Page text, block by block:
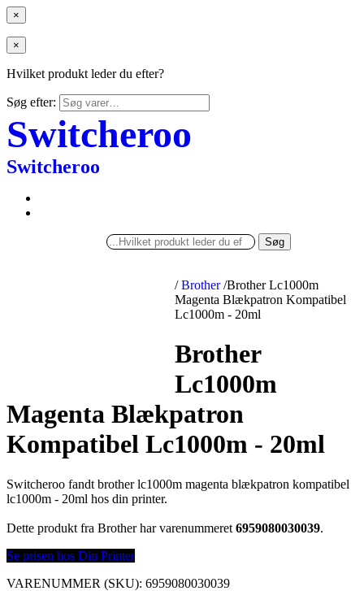
×
×
Hvilket produkt leder du efter?
Søg efter:
Switcheroo
Switcheroo
Søg
/ Brother /Brother Lc1000m
Magenta Blækpatron Kompatibel
Lc1000m - 20ml
Brother
Lc1000m
Magenta Blækpatron
Kompatibel Lc1000m - 20ml
Switcheroo fandt brother lc1000m magenta blækpatron kompatibel
lc1000m - 20ml hos din printer.
Dette produkt fra Brother har varenummeret 6959080030039.
Se prisen hos Din Printer
VARENUMMER (SKU): 6959080030039